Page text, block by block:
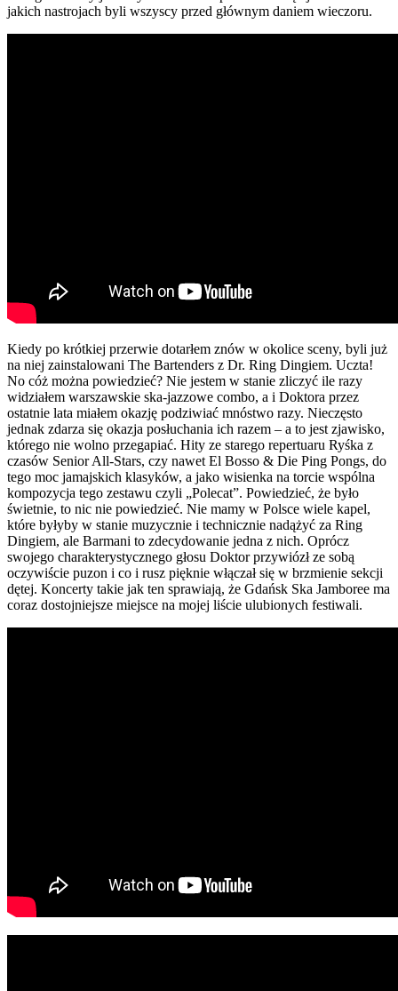
jakich nastrojach byli wszyscy przed głównym daniem wieczoru.
Kiedy po krótkiej przerwie dotarłem znów w okolice sceny, byli już
na niej zainstalowani The Bartenders z Dr. Ring Dingiem. Uczta!
No cóż można powiedzieć? Nie jestem w stanie zliczyć ile razy
widziałem warszawskie ska-jazzowe combo, a i Doktora przez
ostatnie lata miałem okazję podziwiać mnóstwo razy. Nieczęsto
jednak zdarza się okazja posłuchania ich razem – a to jest zjawisko,
którego nie wolno przegapiać. Hity ze starego repertuaru Ryśka z
czasów Senior All-Stars, czy nawet El Bosso & Die Ping Pongs, do
tego moc jamajskich klasyków, a jako wisienka na torcie wspólna
kompozycja tego zestawu czyli „Polecat”. Powiedzieć, że było
świetnie, to nic nie powiedzieć. Nie mamy w Polsce wiele kapel,
które byłyby w stanie muzycznie i technicznie nadążyć za Ring
Dingiem, ale Barmani to zdecydowanie jedna z nich. Oprócz
swojego charakterystycznego głosu Doktor przywiózł ze sobą
oczywiście puzon i co i rusz pięknie włączał się w brzmienie sekcji
dętej. Koncerty takie jak ten sprawiają, że Gdańsk Ska Jamboree ma
coraz dostojniejsze miejsce na mojej liście ulubionych festiwali.